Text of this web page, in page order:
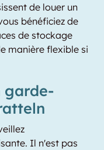
de louer un
bénéficiez de
de stockage
manière flexible si
garde-
Il n'est pas